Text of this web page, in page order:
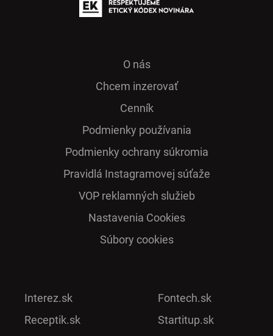
O nás
Chcem inzerovať
Cenník
Podmienky používania
Podmienky ochrany súkromia
Pra­vidlá Ins­ta­gra­mo­vej sú­ťaže
VOP reklamných služieb
Nastavenia Cookies
Súbory cookies
Interez.sk
Receptik.sk
Fontech.sk
Startitup.sk